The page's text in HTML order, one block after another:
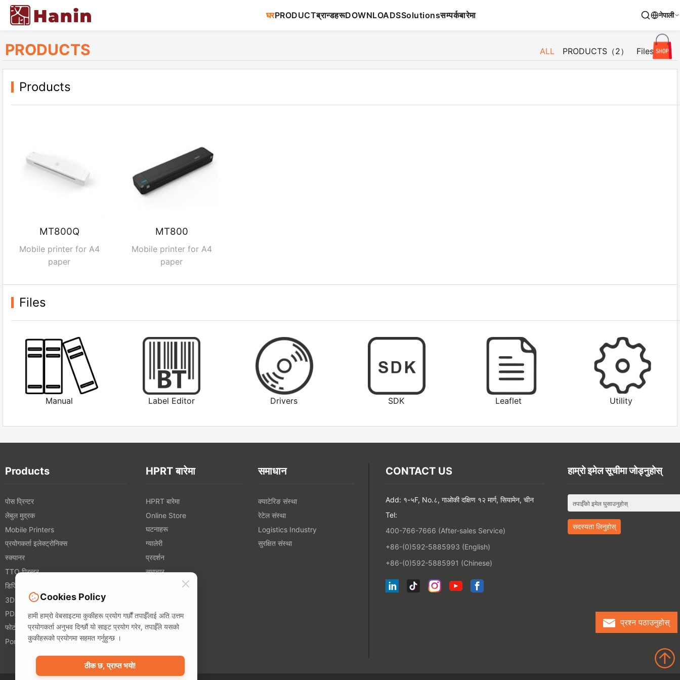
घरPRODUCTब्रान्डहरूDOWNLOADSSolutionsसम्पर्कबारेमा नेपाली
PRODUCTS ALL PRODUCTS（2） Files（6）
Products
MT800Q
Mobile printer for A4
paper
MT800
Mobile printer for A4
paper
Files
Manual Label Editor Drivers SDK Leaflet Utility
Products
पोस प्रिन्टर
लेबुल मुद्रक
Mobile Printers
प्रयोगकर्ता इलेक्ट्रोनिक्स
स्क्यानर
TTO प्रिन्टर
डिजिटल पाठ मुद्रक
3D PRINTERS
PDA
फोटो प्रिन्टर
Portable A4 Printer
HPRT बारेमा
HPRT बारेमा
Online Store
घटनाहरू
ग्यालेरी
प्रदर्शन
समाचार
समाधान
क्याटेरिङ संस्था
रेटेल संस्था
Logistics Industry
सुरक्षित संस्था
CONTACT US
Add: १-५F, No.८, गाओकी दक्षिण १२ मार्ग, सियामेन, चीन
Tel:
400-766-7666 (After-sales Service)
+86-(0)592-5885993 (English)
+86-(0)592-5885991 (Chinese)
हाम्रो इमेल सूचीमा जोड्नुहोस्
Cookies Policy
हामी हाम्रो वेबसाइटमा कुकीहरू प्रयोग गर्छौं तपाईँलाई अति उत्तम
प्रयोगकर्ता अनुभव दिन्छौं यो साइट प्रयोग गरेर, तपाईँले यसको
कुकीहरूको प्रयोगमा सहमत गर्नुहुन्छ ।
ठीक छ, प्राप्त भयो!
प्रश्न पठाउनुहोस्